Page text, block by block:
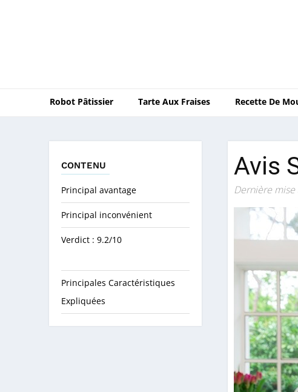
Robot Pâtissier Tarte Aux Fraises Recette De
CONTENU
Principal avantage
Principal inconvénient
Verdict : 9.2/10
Principales Caractéristiques
Expliquées
Avis
Dernière mise